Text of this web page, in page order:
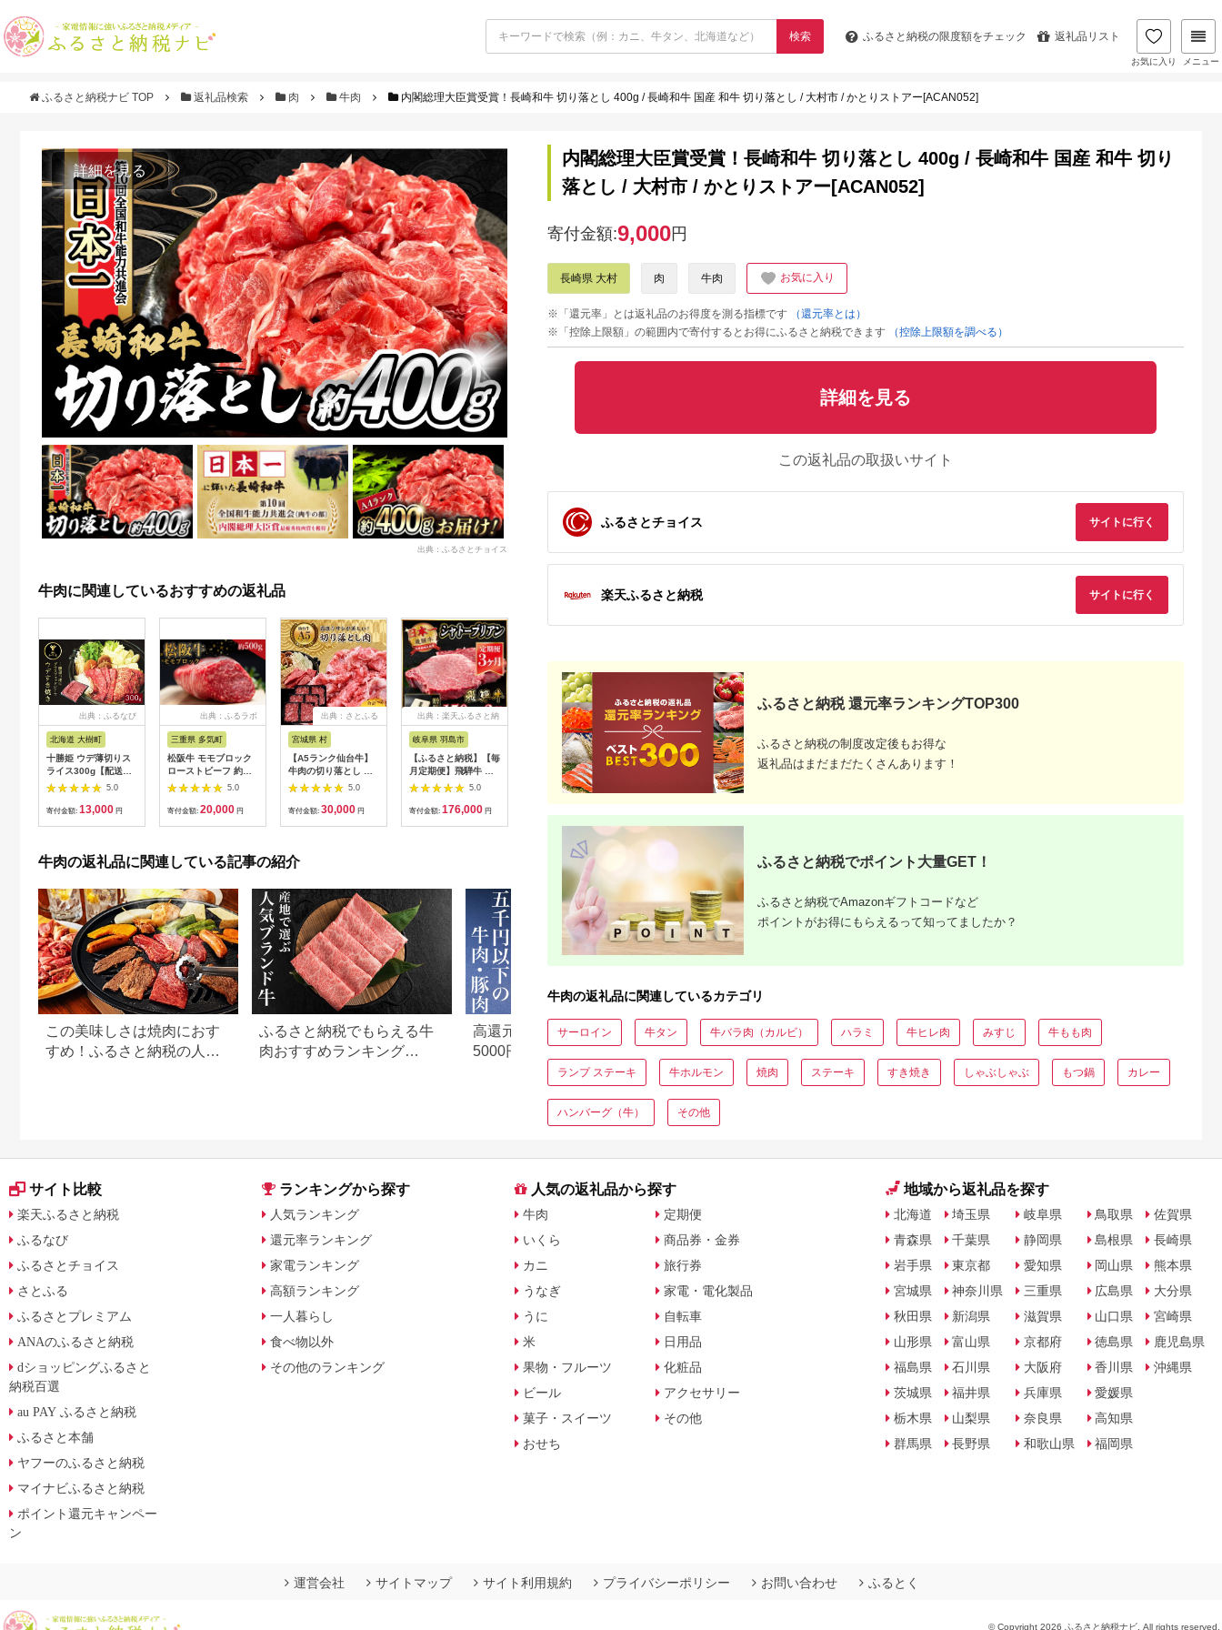
検索 ふるさと納税の限度額をチェック 返礼品リスト
お気に入り メニュー
ふるさと納税ナビ TOP 返礼品検索 肉 牛肉 内閣総理大臣賞受賞！長崎和牛 切り落とし 400g / 長崎和牛 国産 和牛 切り落とし / 大村市 / かとりストアー[ACAN052]
詳細を見る
出典：ふるさとチョイス
牛肉に関連しているおすすめの返礼品
出典：ふるなび
北海道 大樹町
十勝姫 ウデ薄切りス
ライス300g【配送不
可地域：離島】
【1397674】
5.0
寄付金額: 13,000 円
出典：ふるラボ
三重県 多気町
松阪牛 モモブロック
ローストビーフ 約
500g 国産牛 和牛 ブ
ランド牛 JGAP家
畜・畜産物 農場
日本三大和牛 松阪 松
坂牛 松坂 モモ ビーフ
り 三重県 多気町 SS-
32
5.0
寄付金額: 20,000 円
出典：さとふる
宮城県 村
【A5ランク仙台牛】
牛肉の切り落とし 合
計1.8kg(300g×6) 小
分けで使い勝手も◎
5.0
寄付金額: 30,000 円
出典：楽天ふるさと納
岐阜県 羽島市
【ふるさと納税】【毎
月定期便】飛騨牛 シ
ャトーブリアン
450g(150g×3枚)【冷
蔵便】全3回【配送不
5.0
寄付金額: 176,000 円
出典：JRE MALLふる
さと納税
長野県 阿智村
幻の美味「村沢牛」焼
肉用 350g（モモ・
バラ・ロース）｜ 牛
肉 お肉 肉 和牛 焼肉
5.0
出典：ふるラボ
岐阜県 中津川市
【数量限定！チルド
（冷蔵）発送！】「飛
騨牛」A5等級サーロ
インステーキ 200g×2
5.0
福岡県 飯塚市
【C2-019】博多和牛
モモ焼肉用・スライス
三重県 明和町
松阪牛カイノミステー
キ150g×4枚 SS74
牛肉の返礼品に関連している記事の紹介
この美味しさは焼肉におす
すめ！ふるさと納税の人気
ふるさと納税でもらえる牛
肉おすすめランキング
高還元率！ふるさと納税
5000円以下でおすすめ牛肉
＆豚肉ランキング！
【2026年版】楽天ふるさと
納税 還元率ランキング｜高
還元率返礼品をジャンル別
に比較
内閣総理大臣賞受賞！長崎和牛 切り落とし 400g / 長崎和牛 国産 和牛 切り
落とし / 大村市 / かとりストアー[ACAN052]
寄付金額:9,000円
長崎県 大村 肉 牛肉 お気に入り
※「還元率」とは返礼品のお得度を測る指標です
（還元率とは）
※「控除上限額」の範囲内で寄付するとお得にふるさと納税できます
（控除上限額を調べる）
詳細を見る
この返礼品の取扱いサイト
ふるさとチョイス サイトに行く
楽天ふるさと納税 サイトに行く
ふるさと納税 還元率ランキングTOP300
ふるさと納税の制度改定後もお得な
返礼品はまだまだたくさんあります！
ふるさと納税でポイント大量GET！
ふるさと納税でAmazonギフトコードなど
ポイントがお得にもらえるって知ってましたか？
牛肉の返礼品に関連しているカテゴリ
サーロイン 牛タン 牛バラ肉（カルビ） ハラミ 牛ヒレ肉 みすじ 牛もも肉
ランプ ステーキ 牛ホルモン 焼肉 ステーキ すき焼き しゃぶしゃぶ もつ鍋 カレー
ハンバーグ（牛） その他
サイト比較
楽天ふるさと納税
ふるなび
ふるさとチョイス
さとふる
ふるさとプレミアム
ANAのふるさと納税
dショッピングふるさと
納税百選
au PAY ふるさと納税
ふるさと本舗
ヤフーのふるさと納税
マイナビふるさと納税
ポイント還元キャンペー
ン
ランキングから探す
人気ランキング
還元率ランキング
家電ランキング
高額ランキング
一人暮らし
食べ物以外
その他のランキング
人気の返礼品から探す
牛肉
いくら
カニ
うなぎ
うに
米
果物・フルーツ
ビール
菓子・スイーツ
おせち
定期便
商品券・金券
旅行券
家電・電化製品
自転車
日用品
化粧品
アクセサリー
その他
地域から返礼品を探す
北海道
青森県
岩手県
宮城県
秋田県
山形県
福島県
茨城県
栃木県
群馬県
埼玉県
千葉県
東京都
神奈川県
新潟県
富山県
石川県
福井県
山梨県
長野県
岐阜県
静岡県
愛知県
三重県
滋賀県
京都府
大阪府
兵庫県
奈良県
和歌山県
鳥取県
島根県
岡山県
広島県
山口県
徳島県
香川県
愛媛県
高知県
福岡県
佐賀県
長崎県
熊本県
大分県
宮崎県
鹿児島県
沖縄県
運営会社 サイトマップ サイト利用規約 プライバシーポリシー お問い合わせ ふるとく
© Copyright 2026 ふるさと納税ナビ. All rights reserved.